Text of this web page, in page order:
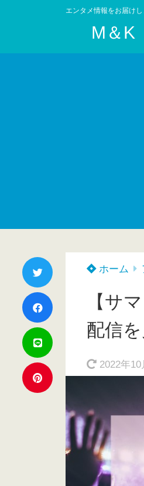
エンタメ情報をお届けし
M＆K
ホーム
【サ
配信を
2022年10